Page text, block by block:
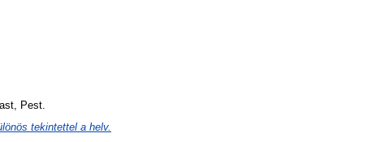
Pest.
tekintettel a helv.